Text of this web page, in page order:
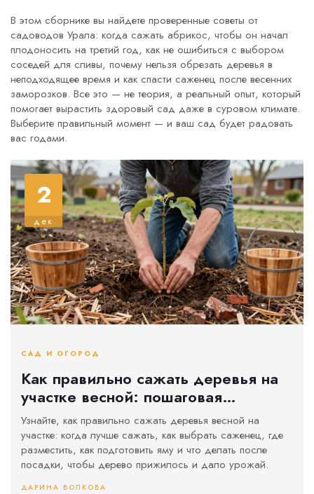
В этом сборнике вы найдете проверенные советы от
садоводов Урала: когда сажать абрикос, чтобы он начал
плодоносить на третий год, как не ошибиться с выбором
соседей для сливы, почему нельзя обрезать деревья в
неподходящее время и как спасти саженец после весенних
заморозков. Все это — не теория, а реальный опыт, который
помогает вырастить здоровый сад даже в суровом климате.
Выберите правильный момент — и ваш сад будет радовать
вас годами.
2
дек
САД И ОГОРОД
Как правильно сажать деревья на
участке весной: пошаговая
инструкция для начинающих
Узнайте, как правильно сажать деревья весной на
участке: когда лучше сажать, как выбрать саженец, где
разместить, как подготовить яму и что делать после
посадки, чтобы дерево прижилось и дало урожай.
ДАРИНА ВОЛКОВА